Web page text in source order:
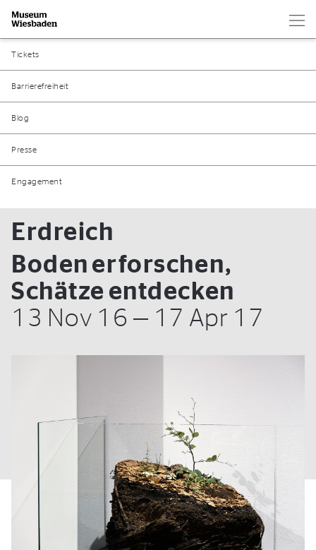
Zur Startseite
Tickets
Barrierefreiheit
Blog
Presse
Engagement
Erdreich
Boden erforschen,
Schätze entdecken
13 Nov 16 — 17 Apr 17